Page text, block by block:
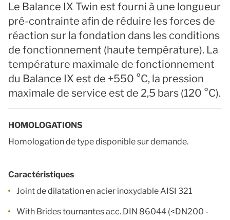
Le Balance IX Twin est fourni à une longueur
pré-contrainte afin de réduire les forces de
réaction sur la fondation dans les conditions
de fonctionnement (haute température). La
température maximale de fonctionnement
du Balance IX est de +550 °C, la pression
maximale de service est de 2,5 bars (120 °C).
HOMOLOGATIONS
Homologation de type disponible sur demande.
Caractéristiques
Joint de dilatation en acier inoxydable AISI 321
With Brides tournantes acc. DIN 86044 (<DN200 -